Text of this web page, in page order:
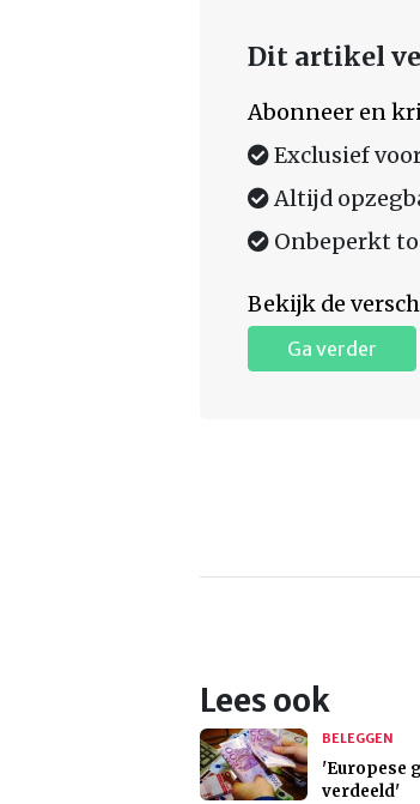
Dit artikel
Abonneer en
Exclusief
Altijd
Onbeperkt
Bekijk de
Ga verder
Lees ook
BELEGGEN
'Europese
verdeeld'